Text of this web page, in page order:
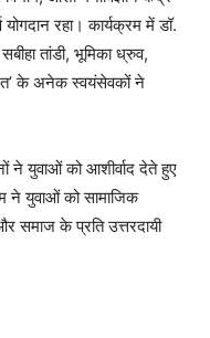
योगदान रहा। कार्यक्रम में डॉ.
तांडी, भूमिका ध्रुव,
के अनेक स्वयंसेवकों ने
ने युवाओं को आशीर्वाद देते हुए
ने युवाओं को सामाजिक
समाज के प्रति उत्तरदायी